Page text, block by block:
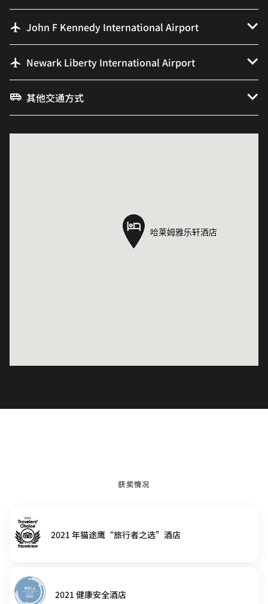
John F Kennedy International Airport
Newark Liberty International Airport
其他交通方式
哈莱姆雅乐轩酒店
哈莱姆雅乐轩酒店
获奖情况
2021 年猫途鹰“旅行者之选”酒店
2021 健康安全酒店